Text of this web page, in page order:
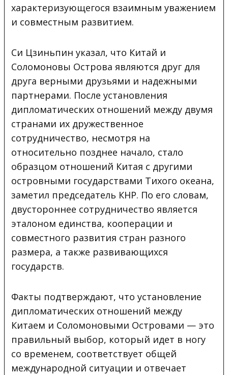
характеризующегося взаимным уважением
и совместным развитием.
Си Цзиньпин указал, что Китай и
Соломоновы Острова являются друг для
друга верными друзьями и надежными
партнерами. После установления
дипломатических отношений между двумя
странами их дружественное
сотрудничество, несмотря на
относительно позднее начало, стало
образцом отношений Китая с другими
островными государствами Тихого океана,
заметил председатель КНР. По его словам,
двустороннее сотрудничество является
эталоном единства, кооперации и
совместного развития стран разного
размера, а также развивающихся
государств.
Факты подтверждают, что установление
дипломатических отношений между
Китаем и Соломоновыми Островами — это
правильный выбор, который идет в ногу
со временем, соответствует общей
международной ситуации и отвечает